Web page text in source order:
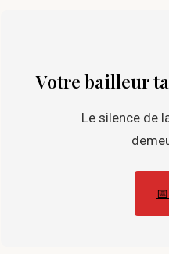
Votre bailleur
Le silence de